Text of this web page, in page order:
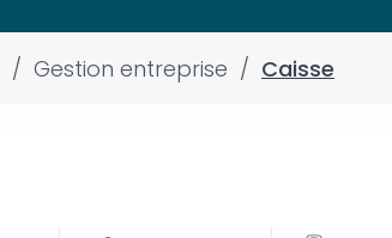
/ Gestion entreprise / Caisse